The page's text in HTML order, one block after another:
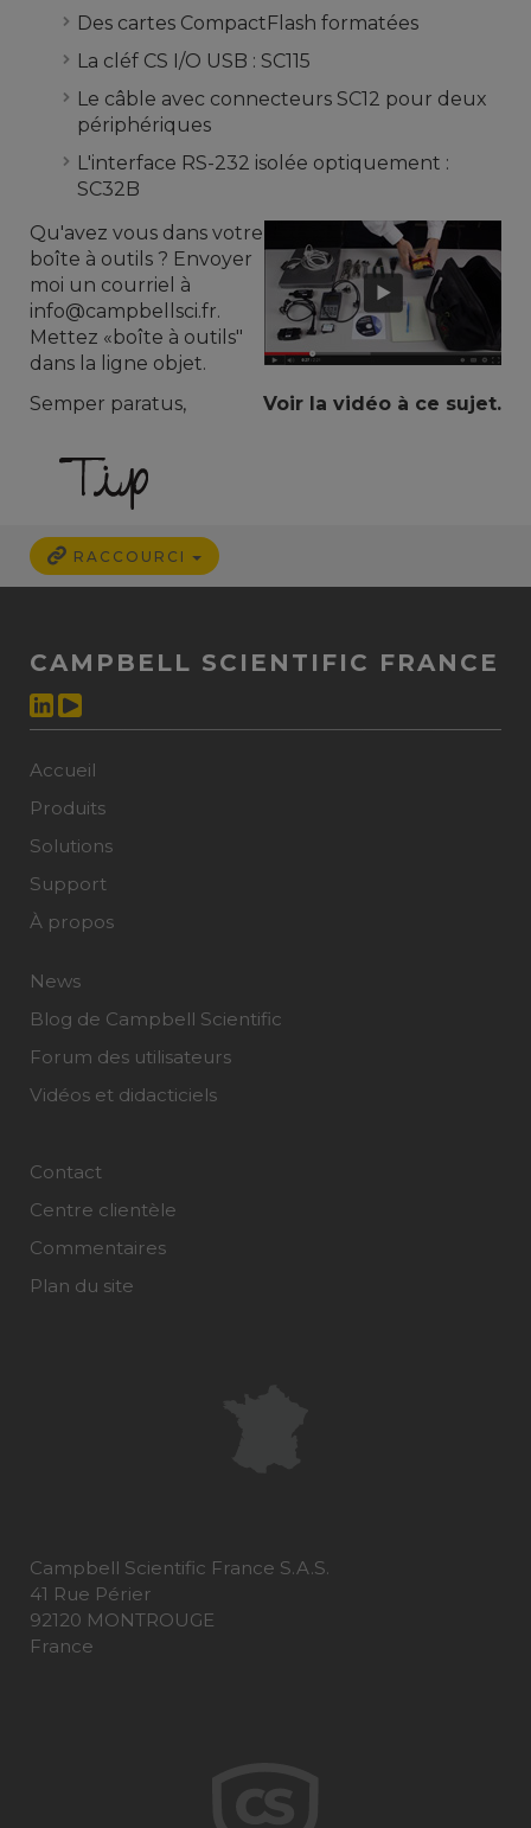
Des cartes CompactFlash formatées
La cléf CS I/O USB : SC115
Le câble avec connecteurs SC12 pour deux
périphériques
L'interface RS-232 isolée optiquement :
SC32B
Voir la vidéo à ce sujet.
Qu'avez vous dans votre
boîte à outils ? Envoyer
moi un courriel à
info@campbellsci.fr.
Mettez «boîte à outils"
dans la ligne objet.
Semper paratus,
RACCOURCI
CAMPBELL SCIENTIFIC FRANCE
Accueil
Produits
Solutions
Support
À propos
News
Blog de Campbell Scientific
Forum des utilisateurs
Vidéos et didacticiels
Contact
Centre clientèle
Commentaires
Plan du site
Campbell Scientific France S.A.S.
41 Rue Périer
92120 MONTROUGE
France